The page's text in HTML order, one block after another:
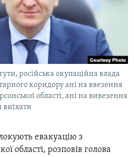
російська окупаційна влада
коридору ані на ввезення
області, ані на вивезення
виїхати
евакуацію з
області, розповів голова